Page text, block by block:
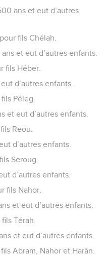
ans et eut d’autres
fils Chélah.
et eut d’autres enfants.
fils Héber.
d’autres enfants.
Péleg.
et eut d’autres enfants.
Reou.
d’autres enfants.
Seroug.
d’autres enfants.
fils Nahor.
et eut d’autres enfants.
Térah.
et eut d’autres enfants.
Abram, Nahor et Harân.